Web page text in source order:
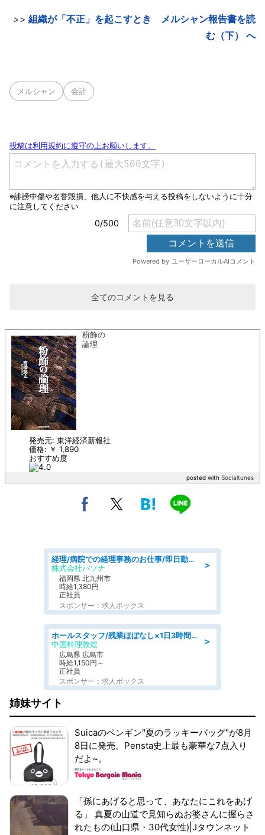
>> 組織が「不正」を起こすとき メルシャン報告書を読
む（下） へ
メルシャン 会計
全てのコメントを見る
粉飾の
論理
発売元: 東洋経済新報社
価格: ￥ 1,890
おすすめ度
posted with Socialtunes
＞
経理/病院での経理事務のお仕事/即日勤務可/車通勤可/経理/一般事務
株式会社パソナ
福岡県 北九州市
時給1,380円
正社員
スポンサー：求人ボックス
＞
ホールスタッフ/残業ほぼなし×1日3時間〜勤務OK!フォロー体制も充実/広島県/広島市南区
中国料理敦煌
広島県 広島市
時給1,150円～
正社員
スポンサー：求人ボックス
姉妹サイト
Suicaのペンギン"夏のラッキーバッグ"が8月
8日に発売。Pensta史上最も豪華な7点入り
だよ~。
「孫にあげると思って、あなたにこれをあげ
る」 真夏の山道で見知らぬお婆さんに握らさ
れたもの(山口県・30代女性)|Jタウンネット